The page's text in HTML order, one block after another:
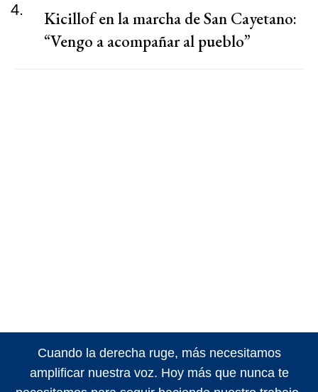
4.
Kicillof en la marcha de San Cayetano:
“Vengo a acompañar al pueblo”
Cuando la derecha ruge, más necesitamos
amplificar nuestra voz. Hoy más que nunca te